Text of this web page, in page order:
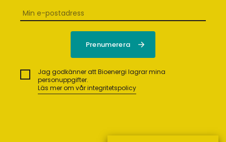
Jag godkänner att Bioenergi lagrar mina
personuppgifter.
Läs mer om vår integritetspolicy